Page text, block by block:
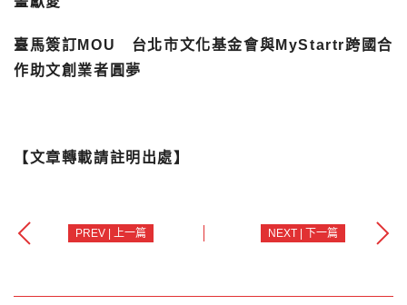
臺馬簽訂MOU 台北市文化基金會與MyStartr跨國合
作助文創業者圓夢
【文章轉載請註明出處】
PREV | 上一篇 NEXT | 下一篇